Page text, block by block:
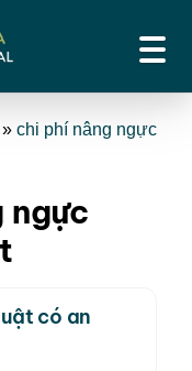
» chi phí nâng ngực
ngực
có an